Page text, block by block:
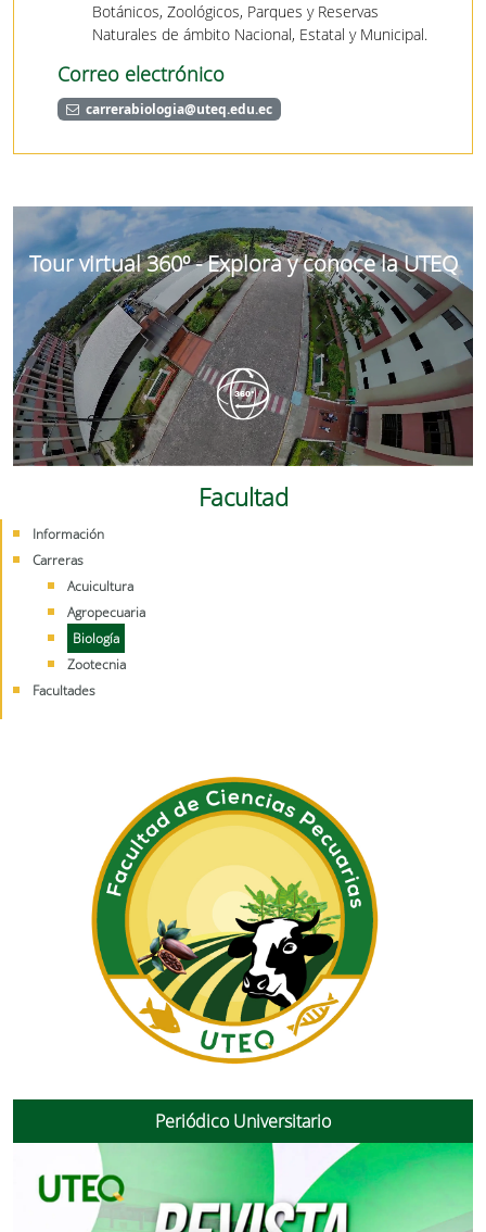
Botánicos, Zoológicos, Parques y Reservas
Naturales de ámbito Nacional, Estatal y Municipal.
Correo electrónico
carrerabiologia@uteq.edu.ec
Tour virtual 360º - Explora y conoce la UTEQ
Facultad
Información
Carreras
Acuicultura
Agropecuaria
Biología
Zootecnia
Facultades
Periódico Universitario